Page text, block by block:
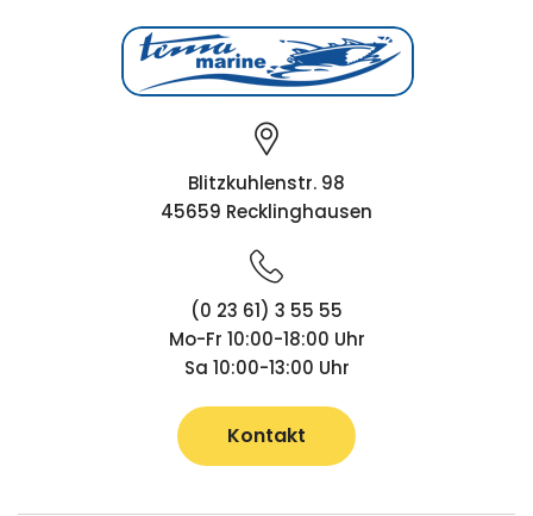
Blitzkuhlenstr. 98
45659 Recklinghausen
(0 23 61) 3 55 55
Mo-Fr 10:00-18:00 Uhr
Sa 10:00-13:00 Uhr
Kontakt